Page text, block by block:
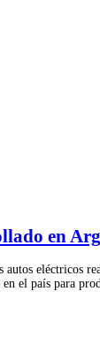
en
el país para